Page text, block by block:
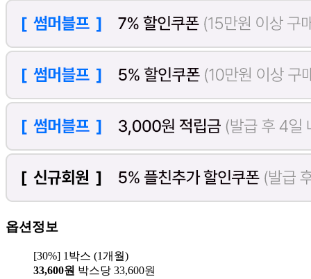
옵션정보
[30%] 1박스 (1개월)
33,600원 박스당 33,600원